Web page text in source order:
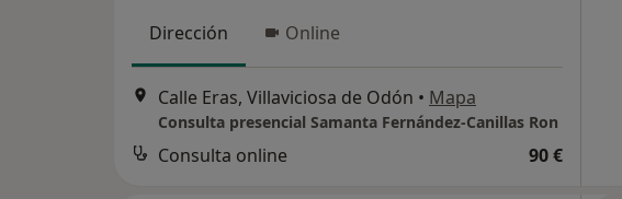
Dirección Online
Calle Eras, Villaviciosa de Odón • Mapa
Consulta presencial Samanta Fernández-Canillas Ron
Consulta online 90 €